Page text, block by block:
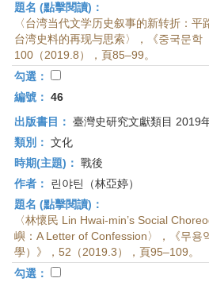
題名 (點擊閱讀)：
〈台湾当代文学历史叙事的新转折：
台湾史料的再现与思索〉，《중국문학
100（2019.8），頁85–99。
勾選：
編號： 46
出版書目： 臺灣史研究文獻類目 2019
類別： 文化
時期(主題)： 戰後
作者：
린야틴（林亞婷）
題名 (點擊閱讀)：
〈林懷民 Lin Hwai-min’s Social
嶼：A Letter of Confession〉，《무용
學）》，52（2019.3），頁95–109。
勾選：